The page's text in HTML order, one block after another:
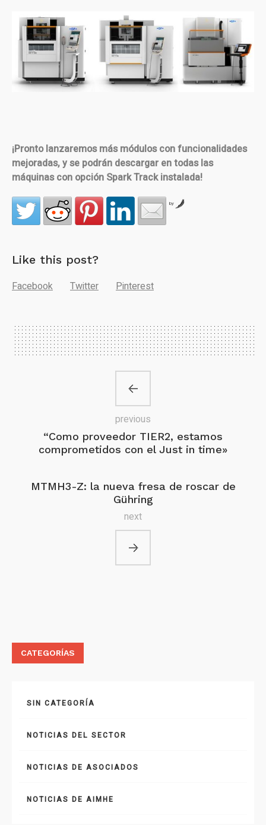
¡Pronto lanzaremos más módulos con funcionalidades
mejoradas, y se podrán descargar en todas las
máquinas con opción Spark Track instalada!
by
Like this post?
Facebook
Twitter Pinterest
“Como proveedor TIER2, estamos
comprometidos con el Just in time»
previous
MTMH3-Z: la nueva fresa de roscar de
Gühring
next
CATEGORÍAS
SIN CATEGORÍA
NOTICIAS DEL SECTOR
NOTICIAS DE ASOCIADOS
NOTICIAS DE AIMHE